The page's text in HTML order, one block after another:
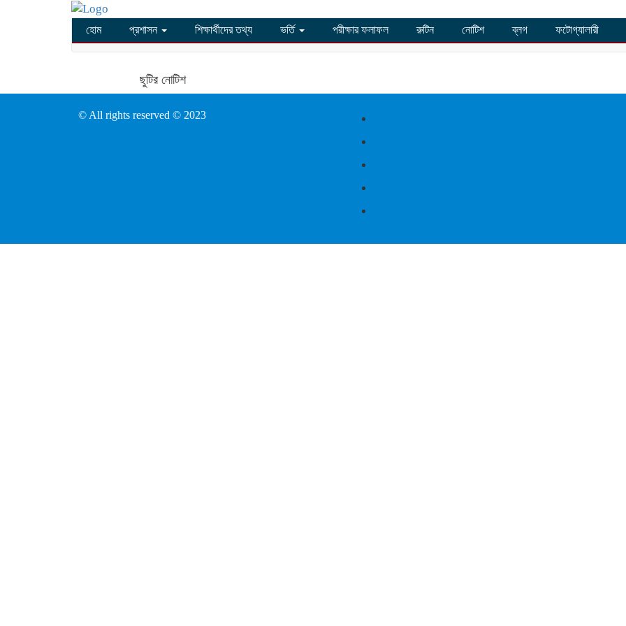
হোম প্রশাসন শিক্ষার্থীদের তথ্য ভর্তি পরীক্ষার ফলাফল রুটিন নোটিশ ব্লগ ফটোগ্যালারী
ছুটির নোটিশ
© All rights reserved © 2023